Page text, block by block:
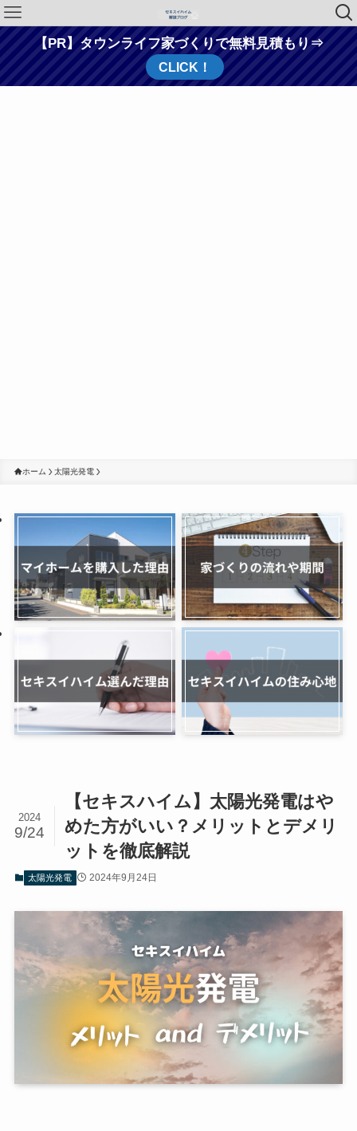
【PR】タウンライフ家づくりで無料見積もり⇒
CLICK！
ホーム 太陽光発電
【セキスハイム】太陽光発電はや
めた方がいい？メリットとデメリ
ットを徹底解説
2024
9/24
太陽光発電 2024年9月24日